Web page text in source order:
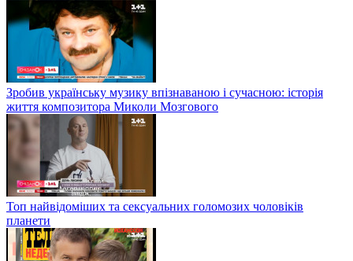
Зробив українську музику впізнаваною і сучасною: історія
життя композитора Миколи Мозгового
Топ найвідоміших та сексуальних голомозих чоловіків
планети